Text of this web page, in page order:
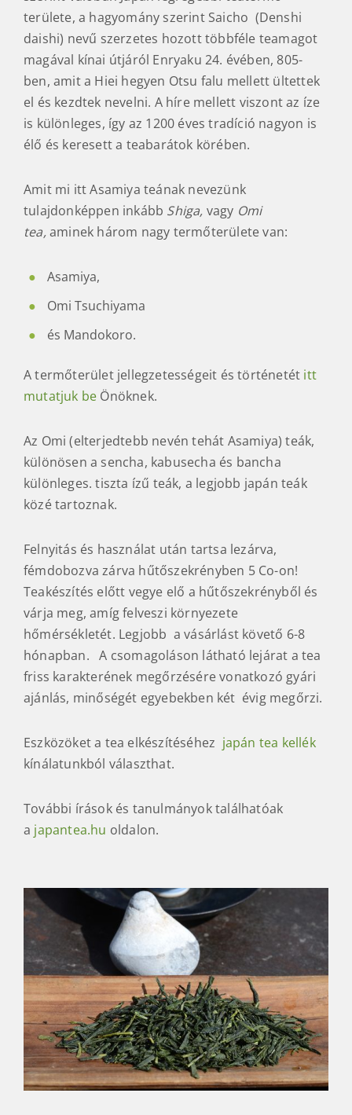
színben, változatosan. A Shigában fekvő
Asamiyában viszont olyan ötvözetet és színt kap a
tea, ami elgondolkodtat, kísérletezésre csábít és
legfőképpen örömmel tölt el. A vidék minden jel
szerint valóban Japán legrégebbi teatermő
területe, a hagyomány szerint Saicho (Denshi
daishi) nevű szerzetes hozott többféle teamagot
ben, amit a Hiei hegyen Otsu falu mellett ültettek
el és kezdtek nevelni. A híre mellett viszont az íze
is különleges, így az 1200 éves tradíció nagyon is
tulajdonképpen inkább
tea, aminek három nagy termőterülete van:
Asamiya,
Omi Tsuchiyama
és Mandokoro.
A termőterület jellegzetességeit és történetétitt
mutatjuk beÖnöknek.
Az Omi (elterjedtebb nevén tehát Asamiya) teák,
különösen a sencha, kabusecha és bancha
különleges. tiszta ízű teák, a legjobb japán teák
közé tartoznak.
Felnyitás és használat után tartsa lezárva,
fémdobozva zárva hűtőszekrényben 5 Co-on!
Teakészítés előtt vegye elő a hűtőszekrényből és
hőmérsékletét. Legjobb a vásárlást követő 6-8
hónapban. A csomagoláson látható lejárat a tea
ajánlás, minőségét egyebekben két évig megőrzi.
További írások és tanulmányok találhatóak
japantea.hu oldalon.